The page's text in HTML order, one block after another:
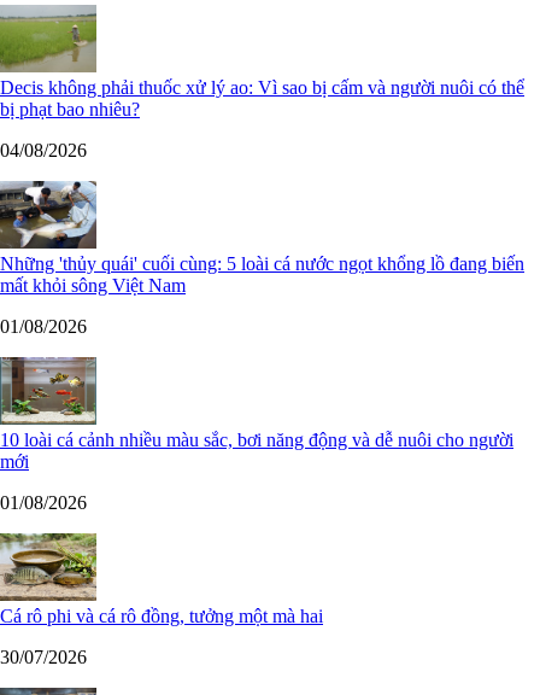
Decis không phải thuốc xử lý ao: Vì sao bị cấm và người nuôi có thể
bị phạt bao nhiêu?
04/08/2026
Những 'thủy quái' cuối cùng: 5 loài cá nước ngọt khổng lồ đang biến
mất khỏi sông Việt Nam
01/08/2026
10 loài cá cảnh nhiều màu sắc, bơi năng động và dễ nuôi cho người
mới
01/08/2026
Cá rô phi và cá rô đồng, tưởng một mà hai
30/07/2026